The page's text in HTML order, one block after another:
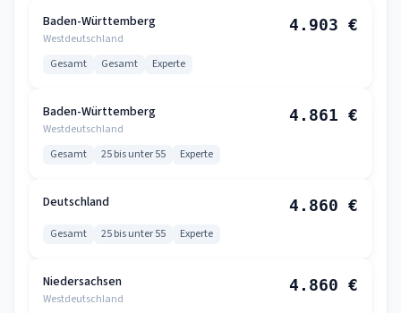
Baden-Württemberg
Westdeutschland
4.903 €
Gesamt Gesamt Experte
Baden-Württemberg
Westdeutschland
4.861 €
Gesamt 25 bis unter 55 Experte
Deutschland 4.860 €
Gesamt 25 bis unter 55 Experte
Niedersachsen
Westdeutschland
4.860 €